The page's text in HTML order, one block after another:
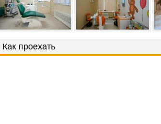
Как проехать